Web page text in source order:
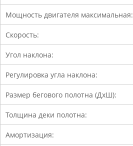
Мощность двигателя максимальная:
Скорость:
Угол наклона:
Регулировка угла наклона:
Размер бегового полотна (ДхШ):
Толщина деки полотна:
Амортизация: